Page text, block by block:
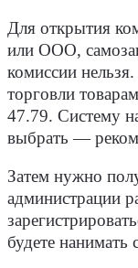
Для открытия
или ООО,
комиссии
торговли
47.79. Систему
выбрать —
Затем нужно
администрации
будете нанимать